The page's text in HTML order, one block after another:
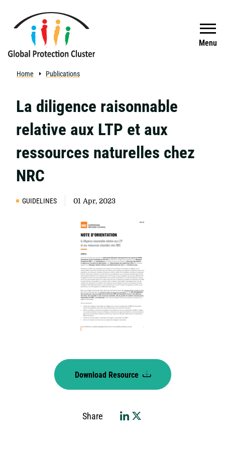
Menu
Search
Home Publications
La diligence raisonnable
relative aux LTP et aux
ressources naturelles chez
NRC
GUIDELINES 01 Apr, 2023
Download Resource
Share